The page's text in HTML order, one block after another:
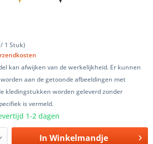
1 Stuk)
kan afwijken van de werkelijkheid. Er kunnen
aan de getoonde afbeeldingen met
kledingstukken worden geleverd zonder
is vermeld.
1-2 dagen
In Winkelmandje